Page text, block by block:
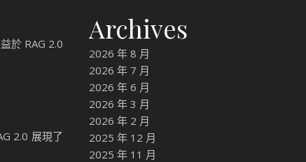
於 RAG 2.0
2.0 展現了
Archives
2026 年 8 月
2026 年 7 月
2026 年 6 月
2026 年 3 月
2026 年 2 月
2025 年 12 月
2025 年 11 月